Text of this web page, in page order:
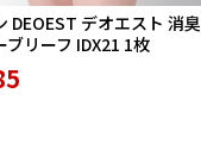
DEOEST デオエスト 消臭
ブリーフ IDX21 1枚